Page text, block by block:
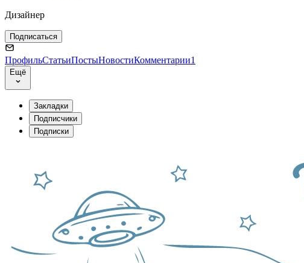
Дизайнер
Подписаться
ПрофильСтатьиПостыНовостиКомментарии1
Ещё
Закладки
Подписчики
Подписки